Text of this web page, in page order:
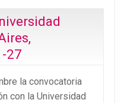
27
la convocatoria
con la Universidad